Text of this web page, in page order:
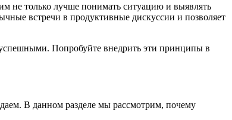
не только лучше понимать ситуацию и выявлять
встречи в продуктивные дискуссии и позволяет
Попробуйте внедрить эти принципы в
В данном разделе мы рассмотрим, почему